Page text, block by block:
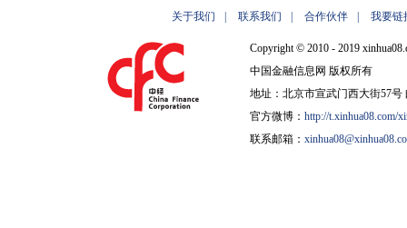
关于我们 联系我们 合作伙伴 我要链
Copyright © 2010 - 2019
中国金融信息网 版权所有
地址：北京市宣武门西大街57号
官方微博： http://t.xinhua08.com/
联系邮箱：